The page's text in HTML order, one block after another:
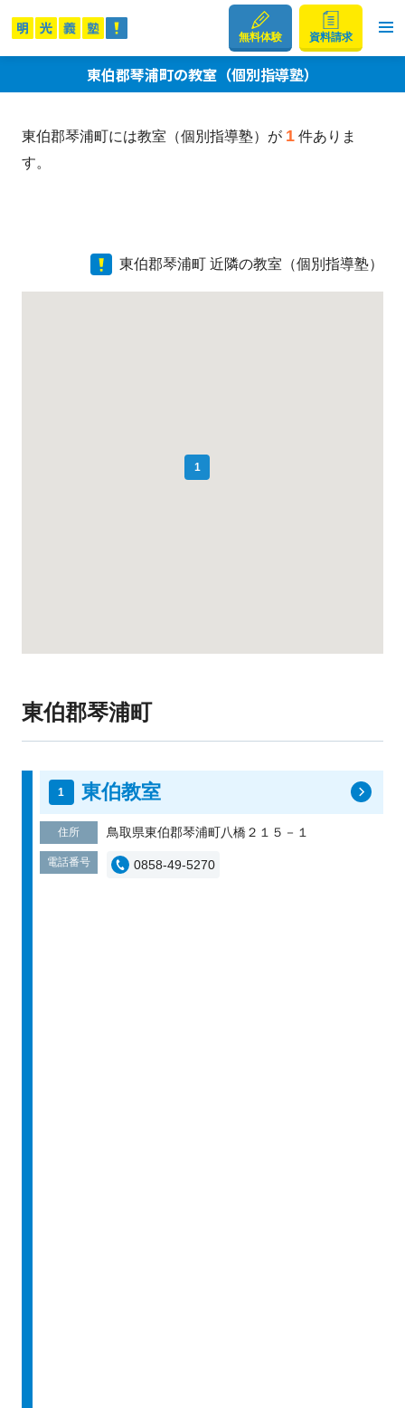
無料体験 資料請求
東伯郡琴浦町の教室（個別指導塾）
東伯郡琴浦町には教室（個別指導塾）が 1件ありま
す。
東伯郡琴浦町 近隣の教室（個別指導塾）
1
東伯郡琴浦町
東伯教室
住所 鳥取県東伯郡琴浦町八橋２１５－１
電話番号 0858-49-5270